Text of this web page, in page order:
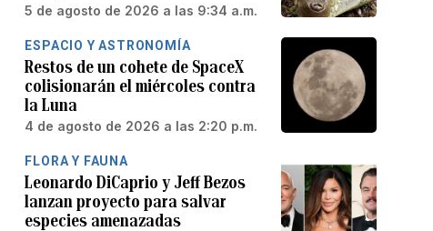
5 de agosto de 2026 a las 9:34 a.m.
ESPACIO Y ASTRONOMÍA
Restos de un cohete de SpaceX
colisionarán el miércoles contra
la Luna
4 de agosto de 2026 a las 2:20 p.m.
FLORA Y FAUNA
Leonardo DiCaprio y Jeff Bezos
lanzan proyecto para salvar
especies amenazadas